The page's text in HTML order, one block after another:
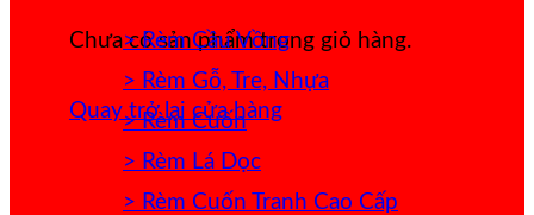
Chưa có sản phẩm trong giỏ hàng.
Quay trở lại cửa hàng
> Rèm Cầu Vồng
> Rèm Gỗ, Tre, Nhựa
> Rèm Cuốn
> Rèm Lá Dọc
> Rèm Cuốn Tranh Cao Cấp